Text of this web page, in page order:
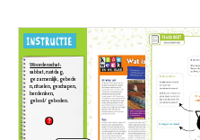
Woordenschat:
sabbat, rustdag,
gezamenlijk, gebede
n, rituelen, geschapen,
herdenken,
gebod/ geboden.